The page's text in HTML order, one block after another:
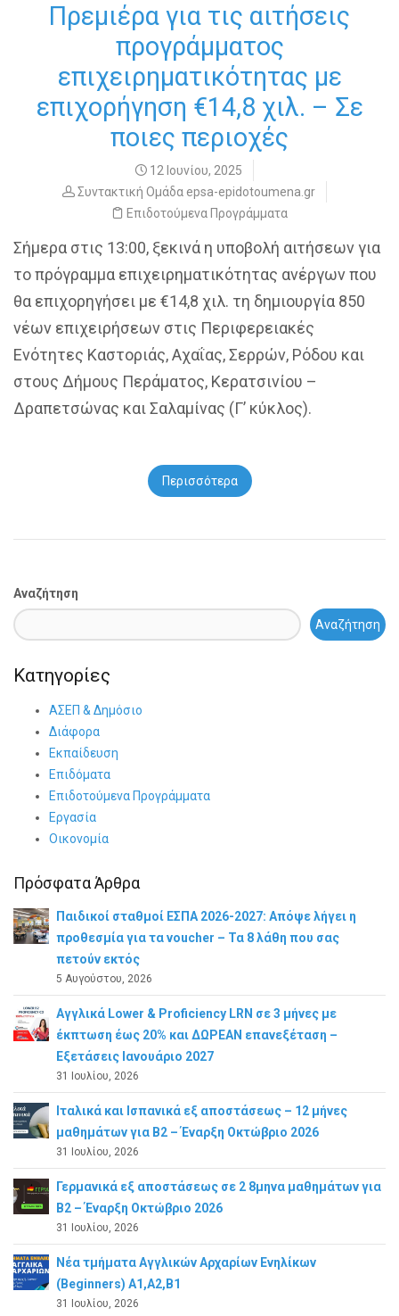
Πρεμιέρα για τις αιτήσεις
προγράμματος
επιχειρηματικότητας με
επιχορήγηση €14,8 χιλ. – Σε
ποιες περιοχές
12 Ιουνίου, 2025
Συντακτική Ομάδα epsa-epidotoumena.gr
Επιδοτούμενα Προγράμματα
Σήμερα στις 13:00, ξεκινά η υποβολή αιτήσεων για
το πρόγραμμα επιχειρηματικότητας ανέργων που
θα επιχορηγήσει με €14,8 χιλ. τη δημιουργία 850
νέων επιχειρήσεων στις Περιφερειακές
Ενότητες Καστοριάς, Αχαΐας, Σερρών, Ρόδου και
στους Δήμους Περάματος, Κερατσινίου –
Δραπετσώνας και Σαλαμίνας (Γ’ κύκλος).
Περισσότερα
Αναζήτηση
Αναζήτηση
Κατηγορίες
ΑΣΕΠ & Δημόσιο
Διάφορα
Εκπαίδευση
Επιδόματα
Επιδοτούμενα Προγράμματα
Εργασία
Οικονομία
Πρόσφατα Άρθρα
Παιδικοί σταθμοί ΕΣΠΑ 2026-2027: Απόψε λήγει η
προθεσμία για τα voucher – Τα 8 λάθη που σας
πετούν εκτός
5 Αυγούστου, 2026
Αγγλικά Lower & Proficiency LRN σε 3 μήνες με
έκπτωση έως 20% και ΔΩΡΕΑΝ επανεξέταση –
Εξετάσεις Ιανουάριο 2027
31 Ιουλίου, 2026
Ιταλικά και Ισπανικά εξ αποστάσεως – 12 μήνες
μαθημάτων για B2 – Έναρξη Οκτώβριο 2026
31 Ιουλίου, 2026
Γερμανικά εξ αποστάσεως σε 2 8μηνα μαθημάτων για
Β2 – Έναρξη Οκτώβριο 2026
31 Ιουλίου, 2026
Νέα τμήματα Αγγλικών Αρχαρίων Ενηλίκων
(Beginners) A1,A2,B1
31 Ιουλίου, 2026